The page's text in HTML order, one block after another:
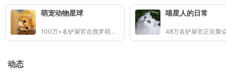
萌宠动物星球
100万+名铲屎官在搜罗萌宠小可爱
喵星人的日常
48万名铲屎官正在聚
动态